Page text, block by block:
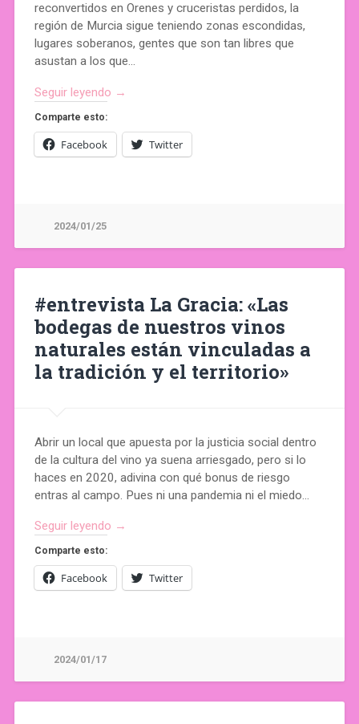
reconvertidos en Orenes y cruceristas perdidos, la
región de Murcia sigue teniendo zonas escondidas,
lugares soberanos, gentes que son tan libres que
asustan a los que…
Seguir leyendo →
Comparte esto:
Facebook Twitter
2024/01/25
#entrevista La Gracia: «Las
bodegas de nuestros vinos
naturales están vinculadas a
la tradición y el territorio»
Abrir un local que apuesta por la justicia social dentro
de la cultura del vino ya suena arriesgado, pero si lo
haces en 2020, adivina con qué bonus de riesgo
entras al campo. Pues ni una pandemia ni el miedo…
Seguir leyendo →
Comparte esto:
Facebook Twitter
2024/01/17